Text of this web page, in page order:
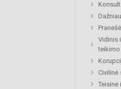
Vidinis
teikimo
Civilinė
Teisinė